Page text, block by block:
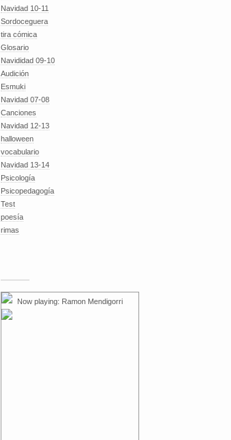
Navidad 10-11
Sordoceguera
tira cómica
Glosario
Navididad 09-10
Audición
Esmuki
Navidad 07-08
Canciones
Navidad 12-13
halloween
vocabulario
Navidad 13-14
Psicología
Psicopedagogía
Test
poesía
rimas
Now playing: Ramon Mendigorri